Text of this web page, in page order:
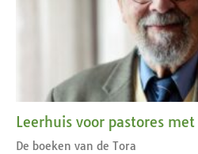
Leerhuis voor pastores
De boeken van de Tora